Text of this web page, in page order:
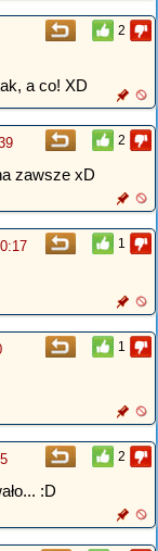
2
a co! XD
2
zawsze xD
1
1
2
:D